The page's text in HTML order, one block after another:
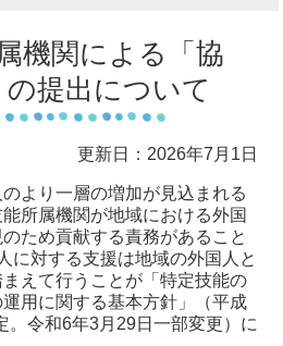
機関による「協
の提出について
更新日：2026年7月1日
より一層の増加が見込まれる
所属機関が地域における外国
ため貢献する責務があること
に対する支援は地域の外国人と
えて行うことが「特定技能の
用に関する基本方針」（平成
。令和6年3月29日一部変更）に